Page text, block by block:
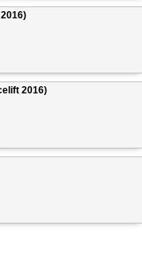
2016)